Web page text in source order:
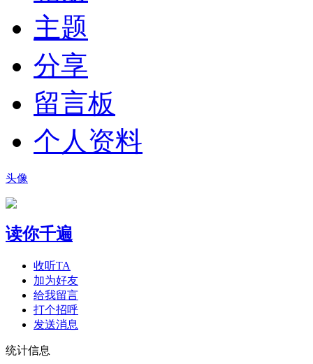
主题
分享
留言板
个人资料
头像
读你千遍
收听TA
加为好友
给我留言
打个招呼
发送消息
统计信息